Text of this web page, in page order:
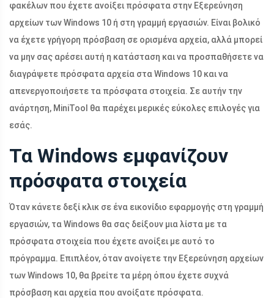
φακέλων που έχετε ανοίξει πρόσφατα στην Εξερεύνηση
αρχείων των Windows 10 ή στη γραμμή εργασιών. Είναι βολικό
να έχετε γρήγορη πρόσβαση σε ορισμένα αρχεία, αλλά μπορεί
να μην σας αρέσει αυτή η κατάσταση και να προσπαθήσετε να
διαγράψετε πρόσφατα αρχεία στα Windows 10 και να
απενεργοποιήσετε τα πρόσφατα στοιχεία. Σε αυτήν την
ανάρτηση, MiniTool θα παρέχει μερικές εύκολες επιλογές για
εσάς.
Τα Windows εμφανίζουν
πρόσφατα στοιχεία
Όταν κάνετε δεξί κλικ σε ένα εικονίδιο εφαρμογής στη γραμμή
εργασιών, τα Windows θα σας δείξουν μια λίστα με τα
πρόσφατα στοιχεία που έχετε ανοίξει με αυτό το
πρόγραμμα. Επιπλέον, όταν ανοίγετε την Εξερεύνηση αρχείων
των Windows 10, θα βρείτε τα μέρη όπου έχετε συχνά
πρόσβαση και αρχεία που ανοίξατε πρόσφατα.